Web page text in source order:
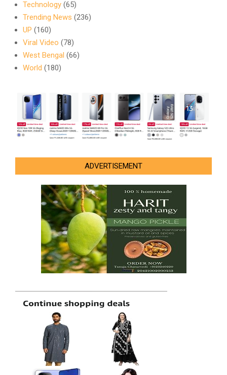
Technology (65)
Trending News (236)
UP (160)
Viral Video (78)
West Bengal (66)
World (180)
ADVERTISEMENT